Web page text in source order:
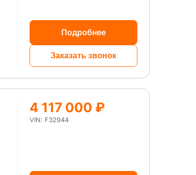
Подробнее
Заказать звонок
4 117 000 ₽
VIN: F32944